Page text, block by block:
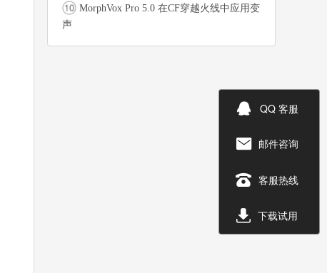
MorphVox Pro 5.0 在CF穿越火线中应用变
声
 QQ 客服
 邮件咨询
 客服热线
 下载试用